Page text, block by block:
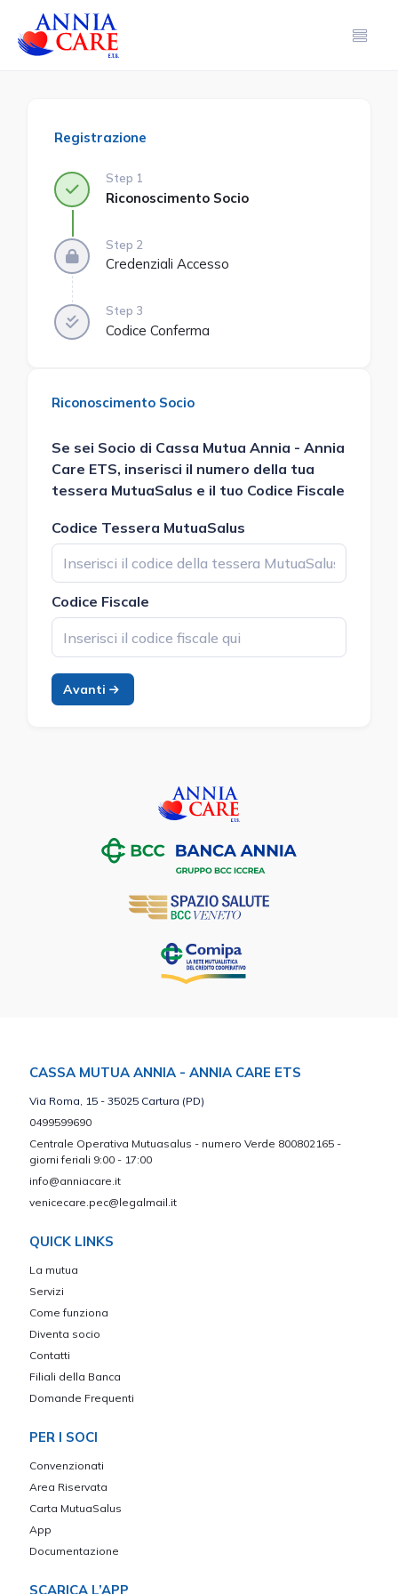
Registrazione
Step 1
Riconoscimento Socio
Step 2
Credenziali Accesso
Step 3
Codice Conferma
Riconoscimento Socio
Se sei Socio di Cassa Mutua Annia - Annia
Care ETS, inserisci il numero della tua
tessera MutuaSalus e il tuo Codice Fiscale
Codice Tessera MutuaSalus
Codice Fiscale
Avanti
CASSA MUTUA ANNIA - ANNIA CARE ETS
Via Roma, 15 - 35025 Cartura (PD)
0499599690
Centrale Operativa Mutuasalus - numero Verde 800802165 -
giorni feriali 9:00 - 17:00
info@anniacare.it
venicecare.pec@legalmail.it
QUICK LINKS
La mutua
Servizi
Come funziona
Diventa socio
Contatti
Filiali della Banca
Domande Frequenti
PER I SOCI
Convenzionati
Area Riservata
Carta MutuaSalus
App
Documentazione
SCARICA L’APP